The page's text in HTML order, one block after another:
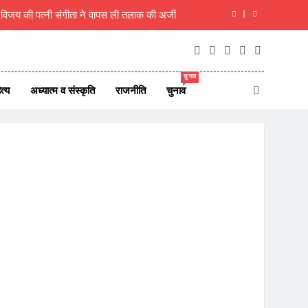
की पत्नी संगीता ने वापस ली तलाक की अर्जी
ही राष्ट्र का असली निर्माता- रचना गुप्ता
कार, एक ही परिवार के 5 लोगों की मौत, 1 लापता
अध्यात्म व संस्कृति राजनीति चुनाव
चुनाव